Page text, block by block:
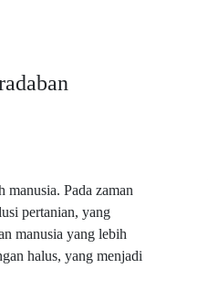
Pada zaman
pertanian, yang
manusia yang lebih
halus, yang menjadi